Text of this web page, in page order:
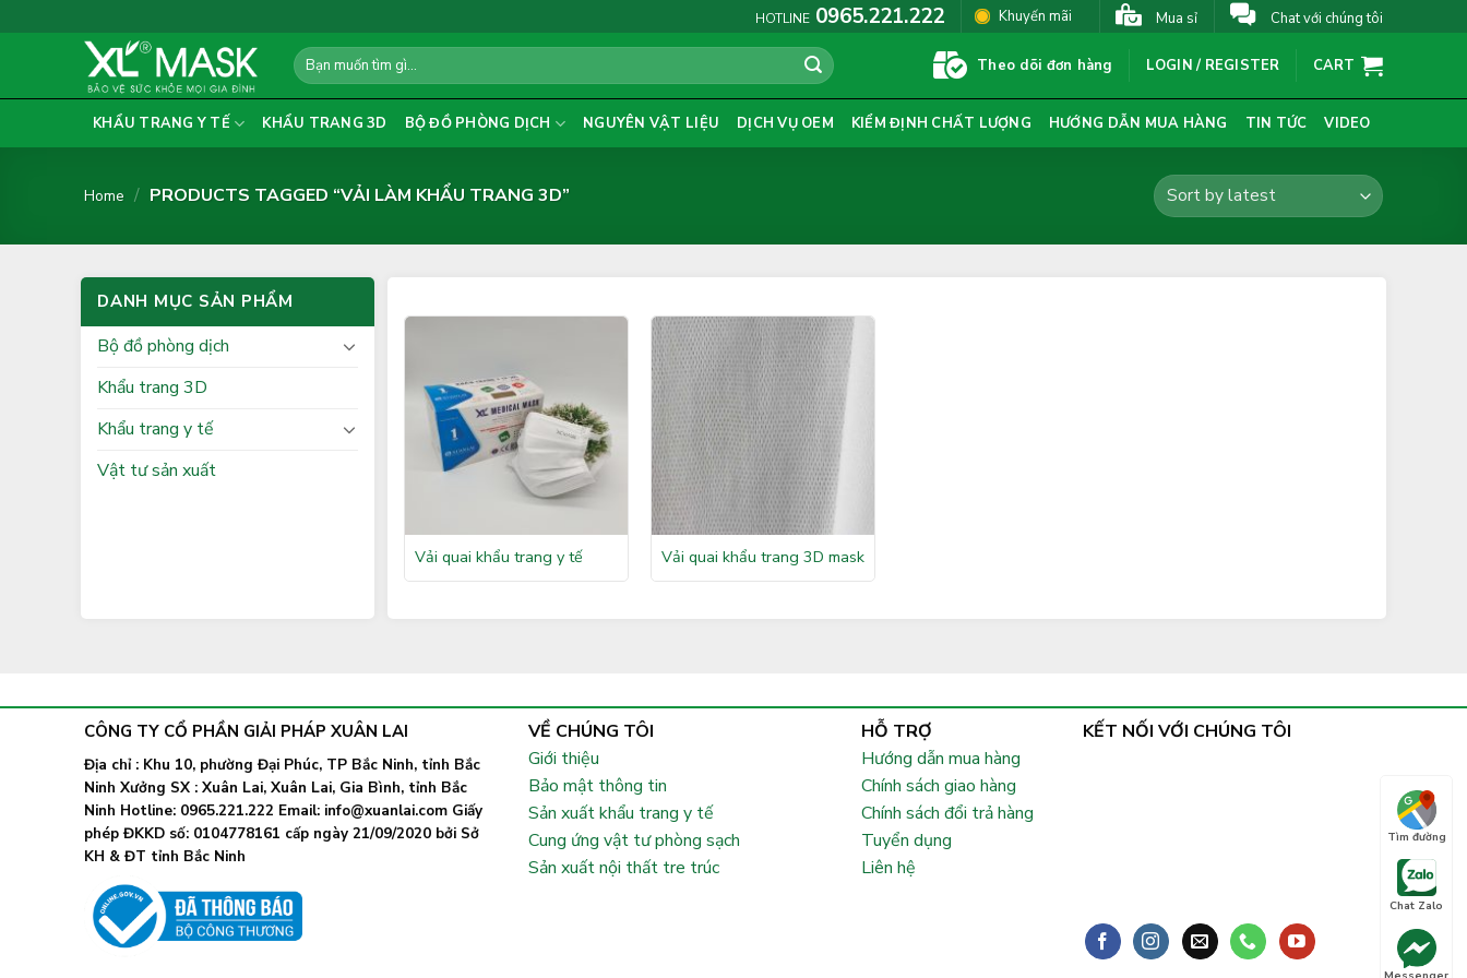
to
HOTLINE 0965.221.222 Khuyến mãi Mua sỉ Chat với chúng tôi
Search
for:
Theo dõi đơn hàng LOGIN / REGISTER CART
KHẨU TRANG Y TẾ KHẨU TRANG 3D BỘ ĐỒ PHÒNG DỊCH NGUYÊN VẬT LIỆU DỊCH VỤ OEM KIỂM ĐỊNH CHẤT LƯỢNG HƯỚNG DẪN MUA HÀNG TIN TỨC VIDEO
Home / PRODUCTS TAGGED “VẢI LÀM KHẨU TRANG 3D”
DANH MỤC SẢN PHẨM
Bộ đồ phòng dịch
Khẩu trang 3D
Khẩu trang y tế
Vật tư sản xuất
Vải quai khẩu trang y tế Vải quai khẩu trang 3D mask
CÔNG TY CỔ PHẦN GIẢI PHÁP XUÂN LAI
Địa chỉ : Khu 10, phường Đại Phúc, TP Bắc Ninh, tỉnh Bắc
Ninh Xưởng SX : Xuân Lai, Xuân Lai, Gia Bình, tỉnh Bắc
Ninh Hotline: 0965.221.222 Email: info@xuanlai.com Giấy
phép ĐKKD số: 0104778161 cấp ngày 21/09/2020 bởi Sở
KH & ĐT tỉnh Bắc Ninh
VỀ CHÚNG TÔI
Giới thiệu
Bảo mật thông tin
Sản xuất khẩu trang y tế
Cung ứng vật tư phòng sạch
Sản xuất nội thất tre trúc
HỖ TRỢ
Hướng dẫn mua hàng
Chính sách giao hàng
Chính sách đổi trả hàng
Tuyển dụng
Liên hệ
KẾT NỐI VỚI CHÚNG TÔI
Tìm đường
Chat Zalo